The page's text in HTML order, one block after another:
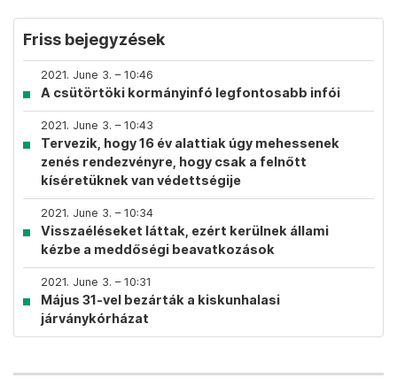
Friss bejegyzések
2021. June 3. – 10:46
A csütörtöki kormányinfó legfontosabb infói
2021. June 3. – 10:43
Tervezik, hogy 16 év alattiak úgy mehessenek
zenés rendezvényre, hogy csak a felnőtt
kíséretüknek van védettségije
2021. June 3. – 10:34
Visszaéléseket láttak, ezért kerülnek állami
kézbe a meddőségi beavatkozások
2021. June 3. – 10:31
Május 31-vel bezárták a kiskunhalasi
járványkórházat